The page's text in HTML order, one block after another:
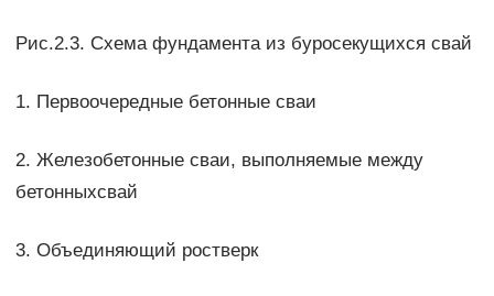
Рис.2.3. Схема фундамента из буросекущихся свай
1. Первоочередные бетонные сваи
2. Железобетонные сваи, выполняемые между
бетонныхсвай
3. Объединяющий ростверк